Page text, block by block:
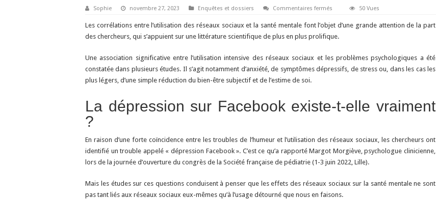
Sophie novembre 27, 2023 Enquêtes et dossiers Commentaires fermés
quoi
les
réseaux
sociaux
la
santé
mentale
50 Vues
Les corrélations entre l’utilisation des réseaux sociaux et la santé mentale font l’objet d’une grande attention de la part
des chercheurs, qui s’appuient sur une littérature scientifique de plus en plus prolifique.
Une association significative entre l’utilisation intensive des réseaux sociaux et les problèmes psychologiques a été
constatée dans plusieurs études. Il s’agit notamment d’anxiété, de symptômes dépressifs, de stress ou, dans les cas les
plus légers, d’une simple réduction du bien-être subjectif et de l’estime de soi.
La dépression sur Facebook existe-t-elle vraiment
?
En raison d’une forte coïncidence entre les troubles de l’humeur et l’utilisation des réseaux sociaux, les chercheurs ont
identifié un trouble appelé « dépression Facebook ». C’est ce qu’a rapporté Margot Morgiève, psychologue clinicienne,
lors de la journée d’ouverture du congrès de la Société française de pédiatrie (1-3 juin 2022, Lille).
Mais les études sur ces questions conduisent à penser que les effets des réseaux sociaux sur la santé mentale ne sont
pas tant liés aux réseaux sociaux eux-mêmes qu’à l’usage détourné que nous en faisons.